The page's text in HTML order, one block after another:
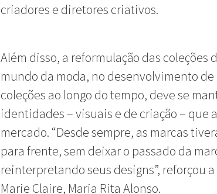
criadores e diretores criativos.
Além disso, a reformulação das coleções
mundo da moda, no desenvolvimento
coleções ao longo do tempo, deve se
identidades – visuais e de criação – que
mercado. “Desde sempre, as marcas
para frente, sem deixar o passado da
reinterpretando seus designs”, reforçou
Marie Claire, Maria Rita Alonso.